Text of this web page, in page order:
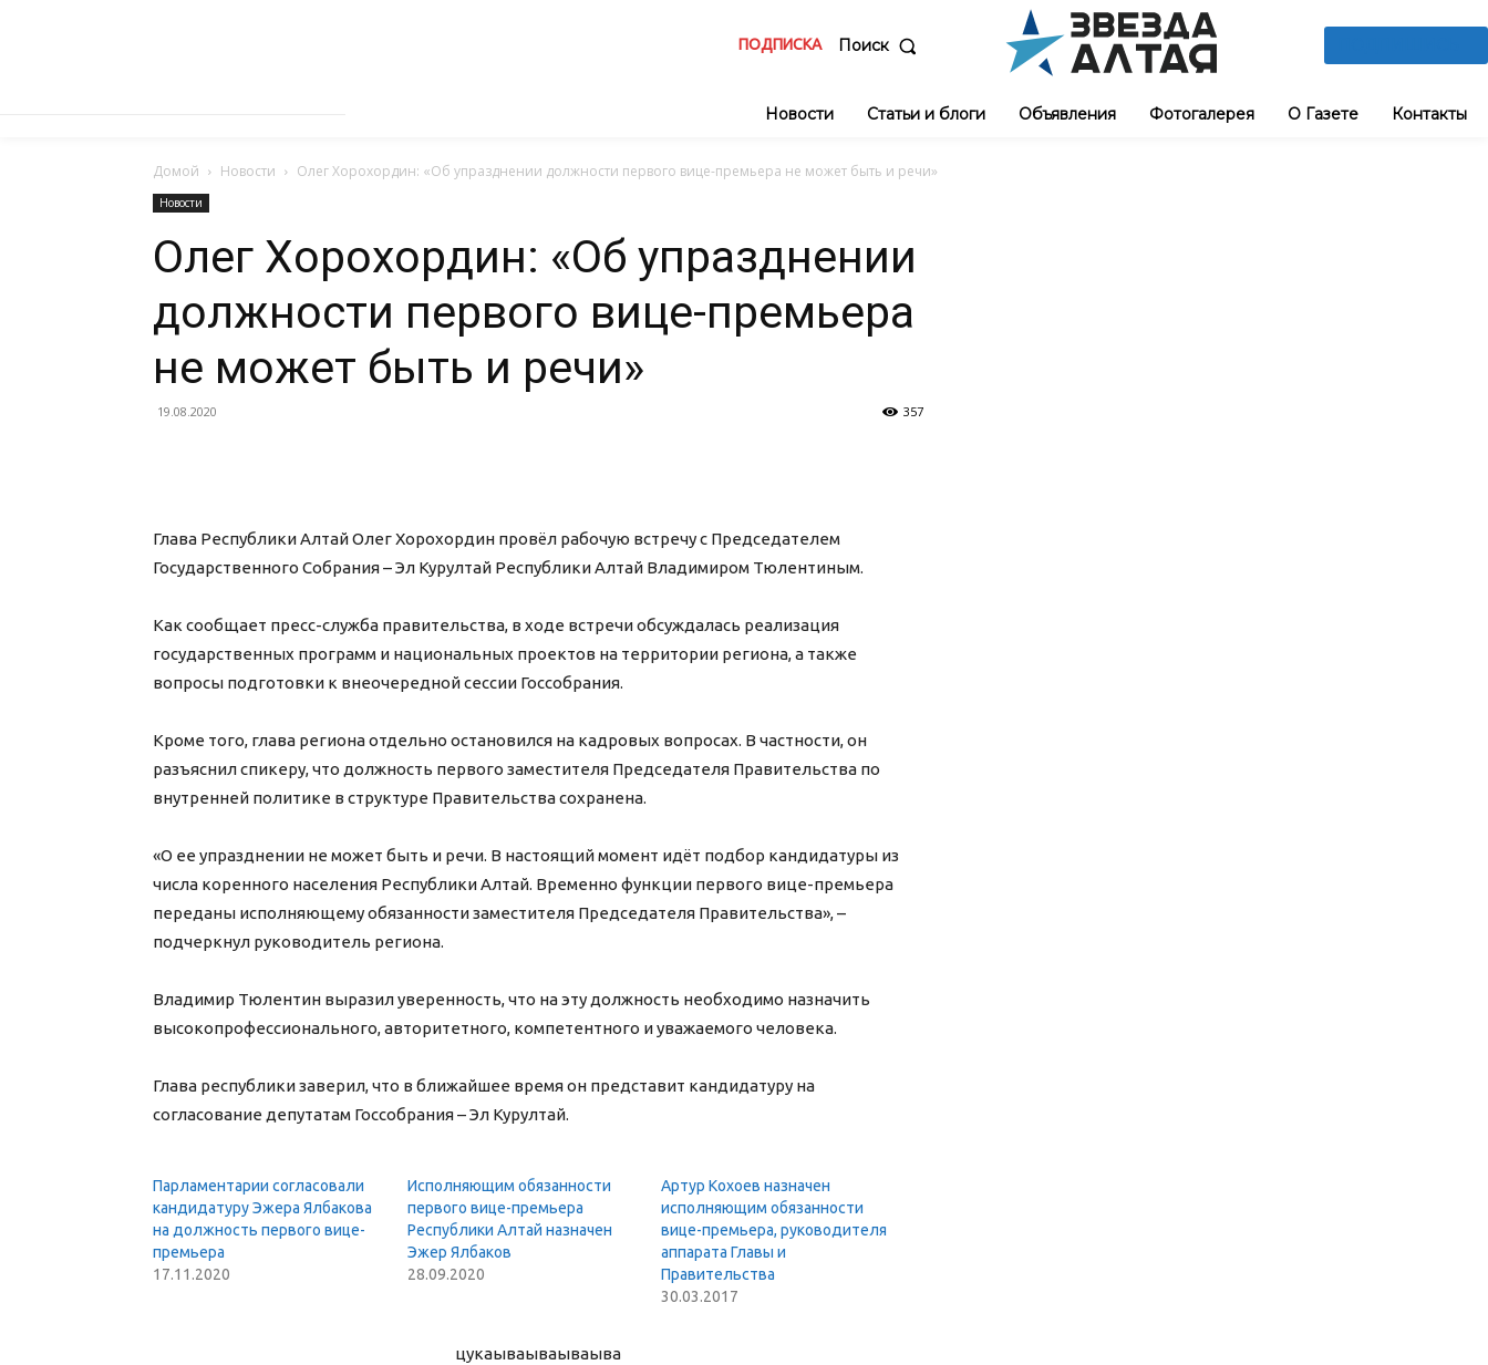
ПОДПИСКА Поиск
Новости Статьи и блоги Объявления Фотогалерея О Газете Контакты
Домой Новости Олег Хорохордин: «Об упразднении должности первого вице-премьера не может быть и речи»
Новости
Олег Хорохордин: «Об упразднении
должности первого вице-премьера
не может быть и речи»
19.08.2020 357
Глава Республики Алтай Олег Хорохордин провёл рабочую встречу с Председателем
Государственного Собрания – Эл Курултай Республики Алтай Владимиром Тюлентиным.
Как сообщает пресс-служба правительства, в ходе встречи обсуждалась реализация
государственных программ и национальных проектов на территории региона, а также
вопросы подготовки к внеочередной сессии Госсобрания.
Кроме того, глава региона отдельно остановился на кадровых вопросах. В частности, он
разъяснил спикеру, что должность первого заместителя Председателя Правительства по
внутренней политике в структуре Правительства сохранена.
«О ее упразднении не может быть и речи. В настоящий момент идёт подбор кандидатуры из
числа коренного населения Республики Алтай. Временно функции первого вице-премьера
переданы исполняющему обязанности заместителя Председателя Правительства», –
подчеркнул руководитель региона.
Владимир Тюлентин выразил уверенность, что на эту должность необходимо назначить
высокопрофессионального, авторитетного, компетентного и уважаемого человека.
Глава республики заверил, что в ближайшее время он представит кандидатуру на
согласование депутатам Госсобрания – Эл Курултай.
Парламентарии согласовали
кандидатуру Эжера Ялбакова
на должность первого вице-
премьера
17.11.2020
Исполняющим обязанности
первого вице-премьера
Республики Алтай назначен
Эжер Ялбаков
28.09.2020
Артур Кохоев назначен
исполняющим обязанности
вице-премьера, руководителя
аппарата Главы и
Правительства
30.03.2017
цукаываываываыва